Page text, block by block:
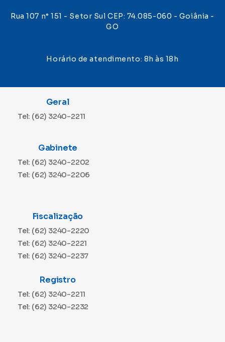
Rua 107 n° 151 - Setor Sul CEP: 74.085-060 - Goiânia -
GO
Horário de atendimento: 8h às 18h
Geral
Tel: (62) 3240-2211
Gabinete
Tel: (62) 3240-2202
Tel: (62) 3240-2206
Fiscalização
Tel: (62) 3240-2220
Tel: (62) 3240-2221
Tel: (62) 3240-2237
Registro
Tel: (62) 3240-2211
Tel: (62) 3240-2232